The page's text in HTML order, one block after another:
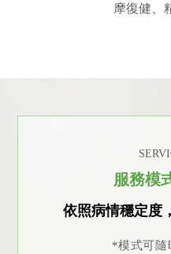
摩復健、
服務模
依照病情穩定度
*模式可隨